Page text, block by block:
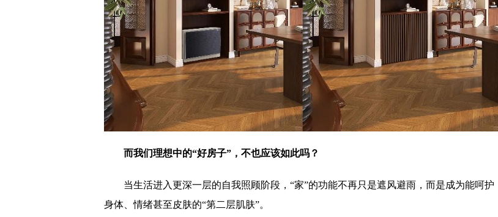
而我们理想中的“好房子”，不也应该如此吗？
当生活进入更深一层的自我照顾阶段，“家”的功能不再只是遮风避雨，而是成为能呵护
身体、情绪甚至皮肤的“第二层肌肤”。